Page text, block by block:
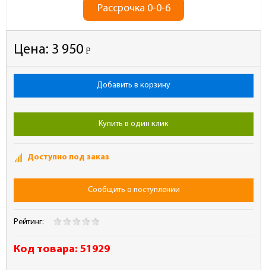
Рассрочка 0-0-6
Цена: 3 950 Р
-
Добавить в корзину
Купить в один клик
Доступно под заказ
Сообщить о поступлении
Рейтинг:
Код товара: 51929